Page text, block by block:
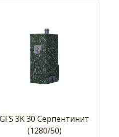
GFS 3K 30 Cерпентинит
(1280/50)